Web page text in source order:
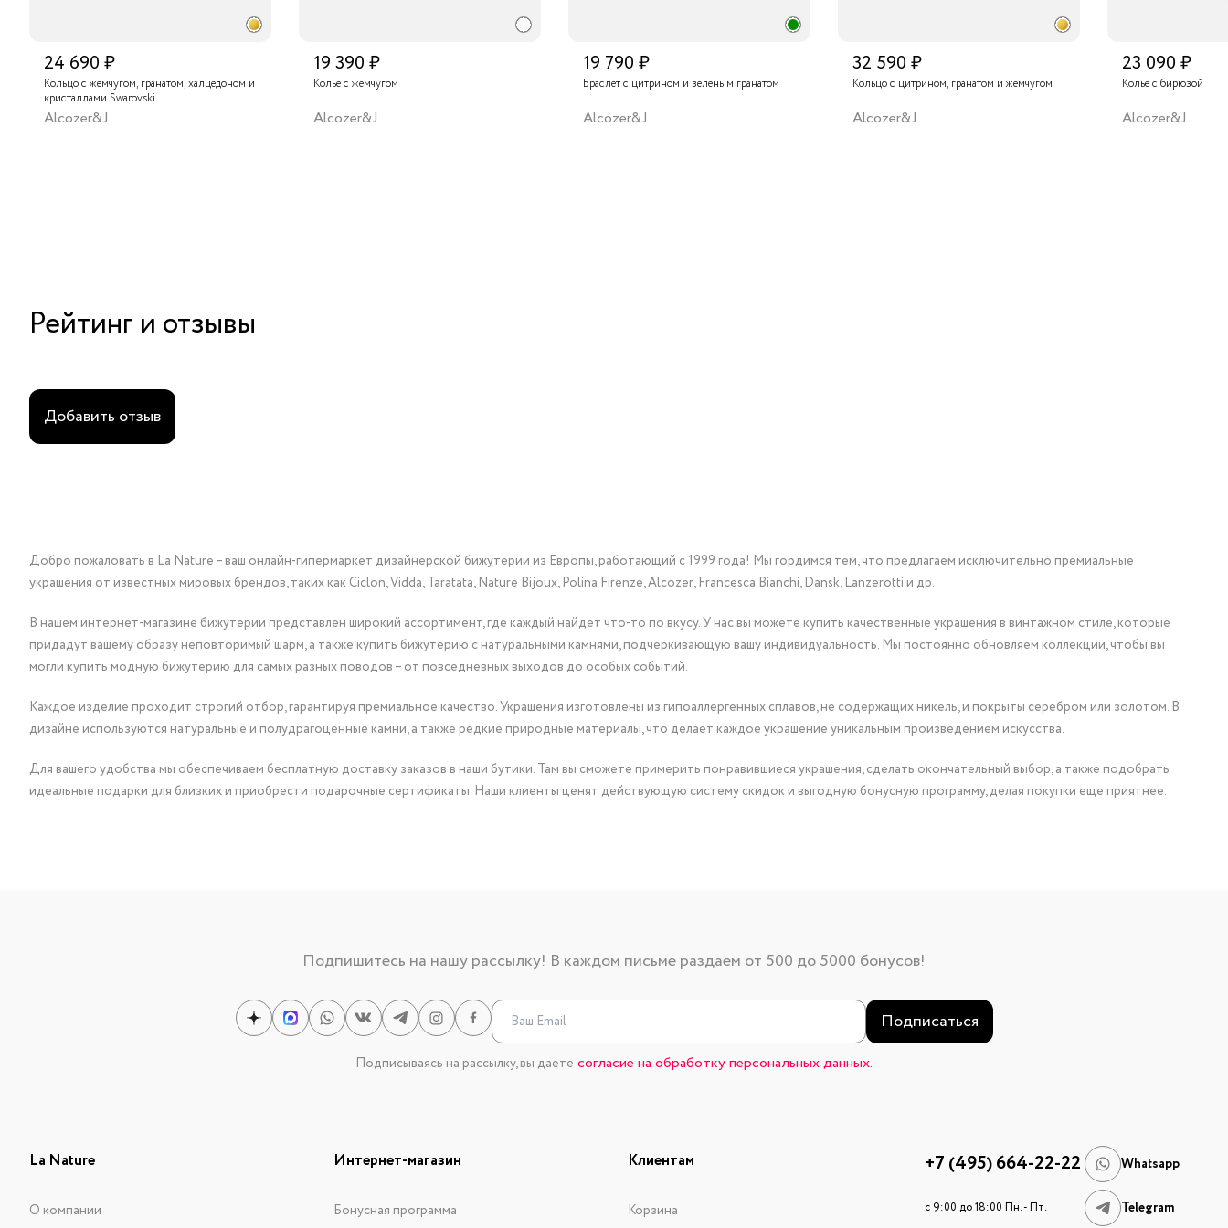
24 690 ₽
Кольцо с жемчугом, гранатом, халцедоном и
кристаллами Swarovski
Alcozer&J
19 390 ₽
Колье с жемчугом
Alcozer&J
19 790 ₽
Браслет с цитрином и зеленым гранатом
Alcozer&J
32 590 ₽
Кольцо с цитрином, гранатом и жемчугом
Alcozer&J
23 090 ₽
Колье с бирюзой
Alcozer&J
Рейтинг и отзывы
Добавить отзыв
Добро пожаловать в La Nature – ваш онлайн-гипермаркет дизайнерской бижутерии из Европы, работающий с 1999 года! Мы гордимся тем, что предлагаем исключительно премиальные
украшения от известных мировых брендов, таких как Ciclon, Vidda, Taratata, Nature Bijoux, Polina Firenze, Alcozer, Francesca Bianchi, Dansk, Lanzerotti и др.
В нашем интернет-магазине бижутерии представлен широкий ассортимент, где каждый найдет что-то по вкусу. У нас вы можете купить качественные украшения в винтажном стиле, которые
придадут вашему образу неповторимый шарм, а также купить бижутерию с натуральными камнями, подчеркивающую вашу индивидуальность. Мы постоянно обновляем коллекции, чтобы вы
могли купить модную бижутерию для самых разных поводов – от повседневных выходов до особых событий.
Каждое изделие проходит строгий отбор, гарантируя премиальное качество. Украшения изготовлены из гипоаллергенных сплавов, не содержащих никель, и покрыты серебром или золотом. В
дизайне используются натуральные и полудрагоценные камни, а также редкие природные материалы, что делает каждое украшение уникальным произведением искусства.
Для вашего удобства мы обеспечиваем бесплатную доставку заказов в наши бутики. Там вы сможете примерить понравившиеся украшения, сделать окончательный выбор, а также подобрать
идеальные подарки для близких и приобрести подарочные сертификаты. Наши клиенты ценят действующую систему скидок и выгодную бонусную программу, делая покупки еще приятнее.
Подпишитесь на нашу рассылку! В каждом письме раздаем от 500 до 5000 бонусов!
Подписаться
Подписываясь на рассылку, вы даете согласие на обработку персональных данных.
La Nature
О компании
Интернет-магазин
Бонусная программа
Клиентам
Корзина
+7 (495) 664-22-22 Whatsapp
c 9:00 до 18:00 Пн. - Пт. Telegram